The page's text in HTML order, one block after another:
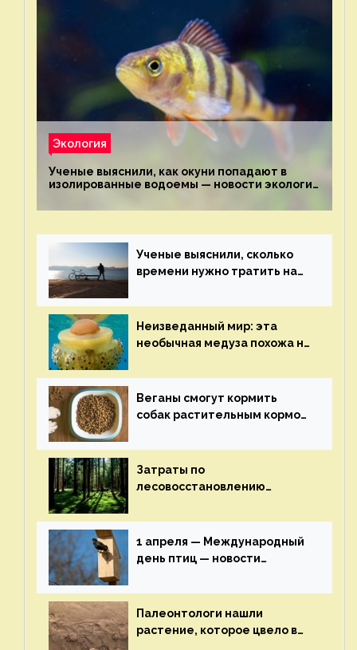
Экология
Ученые выяснили, как окуни попадают в
изолированные водоемы — новости экологии
Ученые выяснили, сколько
времени нужно тратить на
здоровья — новости экологии
на ECOportal
Неизведанный мир: эта
необычная медуза похожа на
экологии на ECOportal
Веганы смогут кормить
собак растительным кормом
здоровье — новости
экологии на ECOportal
Затраты по
лесовосстановлению
строительства — новости
экологии на ECOportal
1 апреля — Международный
день птиц — новости
Палеонтологи нашли
растение, которое цвело в